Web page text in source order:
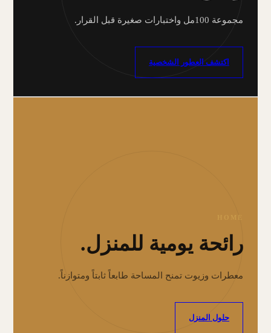
مجموعة 100مل واختبارات صغيرة قبل القرار.
اكتشف العطور الشخصية
HOME
رائحة يومية للمنزل.
معطرات وزيوت تمنح المساحة طابعاً ثابتاً ومتوازناً.
حلول المنزل